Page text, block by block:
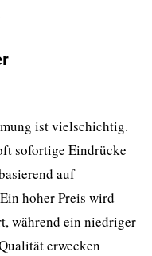
ist vielschichtig.
sofortige Eindrücke
auf
hoher Preis wird
während ein niedriger
erwecken